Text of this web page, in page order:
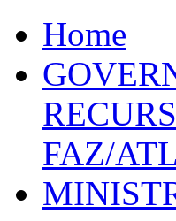
Home
FAZ/